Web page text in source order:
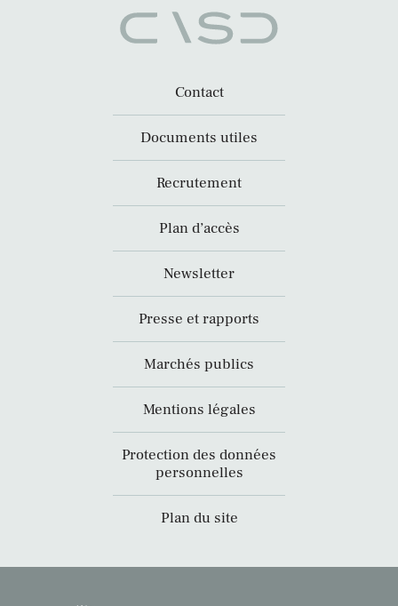
Contact
Documents utiles
Recrutement
Plan d’accès
Newsletter
Presse et rapports
Marchés publics
Mentions légales
Protection des données
personnelles
Plan du site